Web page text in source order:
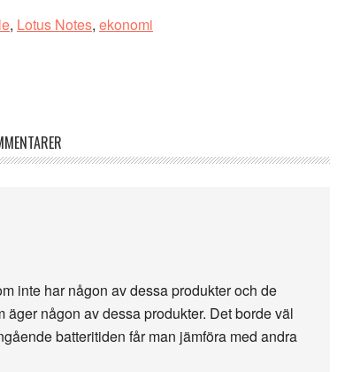
, Lotus Notes, ekonomi
inte har någon av dessa produkter och de
någon av dessa produkter. Det borde väl
batteritiden får man jämföra med andra